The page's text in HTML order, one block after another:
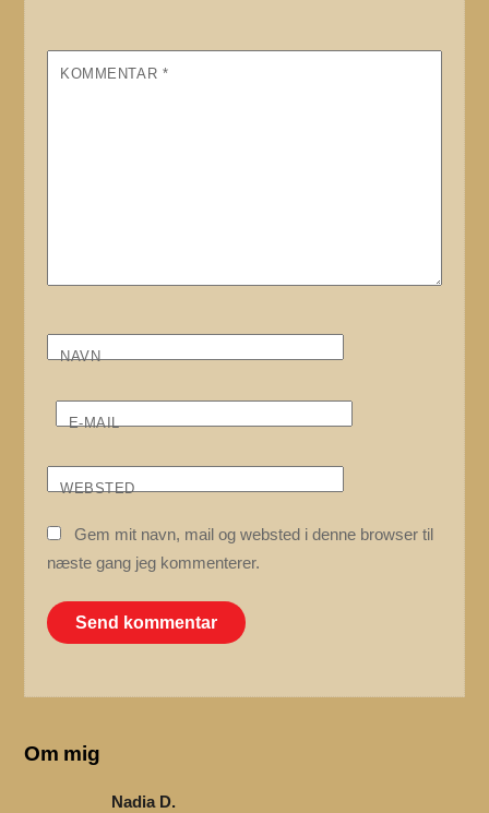
KOMMENTAR *
NAVN
E-MAIL
WEBSTED
Gem mit navn, mail og websted i denne browser til
næste gang jeg kommenterer.
Om mig
Nadia D.